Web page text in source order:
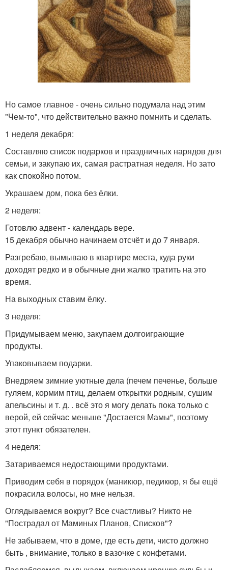
Но самое главное - очень сильно подумала над этим
"Чем-то", что действительно важно помнить и сделать.
1 неделя декабря:
Составляю список подарков и праздничных нарядов для
семьи, и закупаю их, самая растратная неделя. Но зато
как спокойно потом.
Украшаем дом, пока без ёлки.
2 неделя:
Готовлю адвент - календарь вере.
15 декабря обычно начинаем отсчёт и до 7 января.
Разгребаю, вымываю в квартире места, куда руки
доходят редко и в обычные дни жалко тратить на это
время.
На выходных ставим ёлку.
3 неделя:
Придумываем меню, закупаем долгоиграющие
продукты.
Упаковываем подарки.
Внедряем зимние уютные дела (печем печенье, больше
гуляем, кормим птиц, делаем открытки родным, сушим
апельсины и т. д. . всё это я могу делать пока только с
верой, ей сейчас меньше "Достается Мамы", поэтому
этот пункт обязателен.
4 неделя:
Затариваемся недостающими продуктами.
Приводим себя в порядок (маникюр, педикюр, я бы ещё
покрасила волосы, но мне нельзя.
Оглядываемся вокруг? Все счастливы? Никто не
"Пострадал от Маминых Планов, Списков"?
Не забываем, что в доме, где есть дети, чисто должно
быть , внимание, только в вазочке с конфетами.